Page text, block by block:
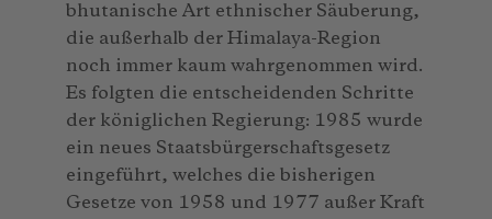
bhutanische Art ethnischer Säuberung,
die außerhalb der Himalaya-Region
noch immer kaum wahrgenommen wird.
Es folgten die entscheidenden Schritte
der königlichen Regierung: 1985 wurde
ein neues Staatsbürgerschaftsgesetz
eingeführt, welches die bisherigen
Gesetze von 1958 und 1977 außer Kraft